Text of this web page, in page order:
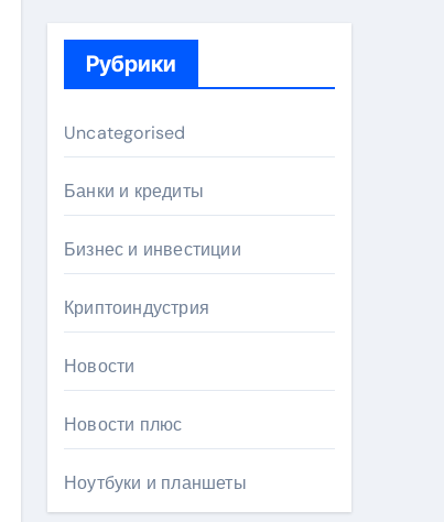
Рубрики
Uncategorised
Банки и кредиты
Бизнес и инвестиции
Криптоиндустрия
Новости
Новости плюс
Ноутбуки и планшеты